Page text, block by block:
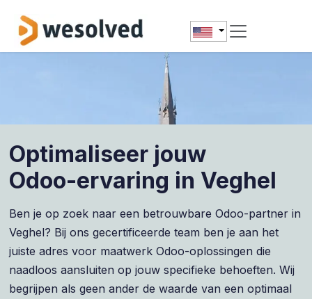
Optimaliseer jouw
Odoo-ervaring in Veghel
Ben je op zoek naar een betrouwbare Odoo-partner in
Veghel? Bij ons gecertificeerde team ben je aan het
juiste adres voor maatwerk Odoo-oplossingen die
naadloos aansluiten op jouw specifieke behoeften. Wij
begrijpen als geen ander de waarde van een optimaal